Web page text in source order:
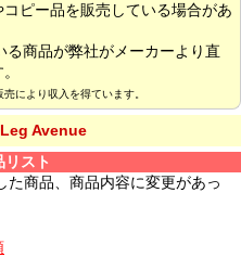
ピー品を販売している場合があ
る商品が弊社がメーカーより直
により収入を得ています。
Leg Avenue
リスト
商品、商品内容に変更があっ